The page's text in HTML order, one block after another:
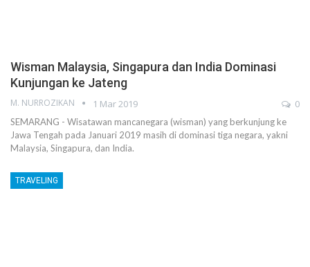
Wisman Malaysia, Singapura dan India Dominasi
Kunjungan ke Jateng
M. NURROZIKAN 1 Mar 2019 0
SEMARANG - Wisatawan mancanegara (wisman) yang berkunjung ke
Jawa Tengah pada Januari 2019 masih di dominasi tiga negara, yakni
Malaysia, Singapura, dan India.
TRAVELING